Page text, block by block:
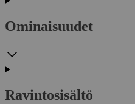
Ominaisuudet
Ravintosisältö